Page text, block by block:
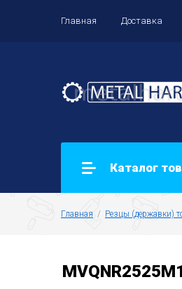
Главная Доставка
Каталог
Главная
  /
Резцы (державки)